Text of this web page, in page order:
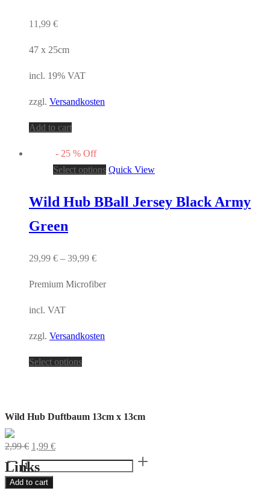
11,99 €
47 x 25cm
incl. 19% VAT
zzgl. Versandkosten
Add to cart
- 25 % Off
Select options Quick View
Wild Hub BBall Jersey Black Army
Green
29,99 € – 39,99 €
Premium Microfiber
incl. VAT
zzgl. Versandkosten
Select options
Wild Hub Duftbaum 13cm x 13cm
2,99€ 1,99 €
Wild
Hub
Add to cart
Links